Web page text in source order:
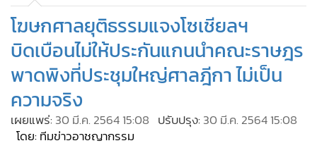
• ภาคใต้
• ภูมิภาค
• Online Section
• บันเทิง
• ผู้จัดการรายวัน
• คอลัมนิสต์
ละคร
โฆษกศาลยุติธรรมแจงโซเชียลฯ
บิดเบือนไม่ให้ประกันแกนนำคณะราษฎร
พาดพิงที่ประชุมใหญ่ศาลฎีกา ไม่เป็น
ความจริง
เผยแพร่: 30 มี.ค. 2564 15:08 ปรับปรุง: 30 มี.ค. 2564 15:08
โดย: ทีมข่าวอาชญากรรม